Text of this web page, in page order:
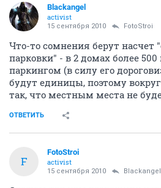
Blackangel
activist
15 сентября 2010 FotoStroi
Что-то сомнения берут насчет
парковки" - в 2 домах более
паркингом (в силу его
будут единицы, поэтому
так, что местным места не
ОТВЕТИТЬ
F
FotoStroi
activist
15 сентября 2010 Blackangel